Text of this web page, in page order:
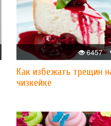
6457
Как избежать трещин
чизкейке